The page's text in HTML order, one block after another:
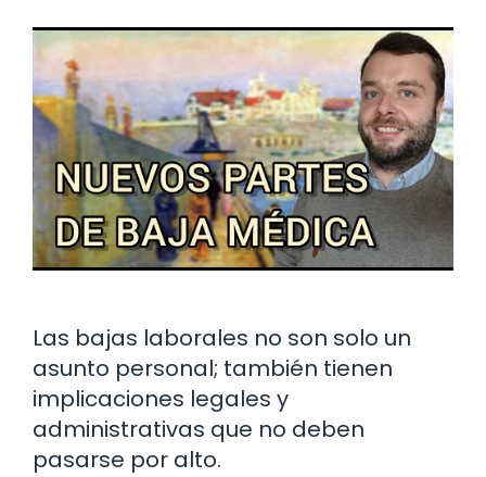
Las bajas laborales no son solo un
asunto personal; también tienen
implicaciones legales y
administrativas que no deben
pasarse por alto.